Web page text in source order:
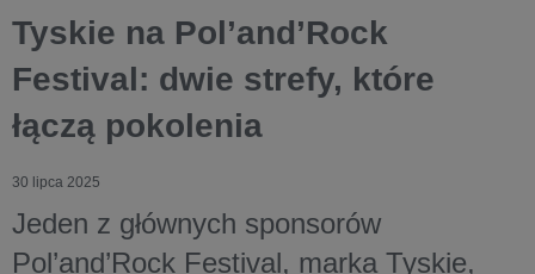
Tyskie na Pol’and’Rock
Festival: dwie strefy, które
łączą pokolenia
30 lipca 2025
Jeden z głównych sponsorów
Pol’and’Rock Festival, marka Tyskie,